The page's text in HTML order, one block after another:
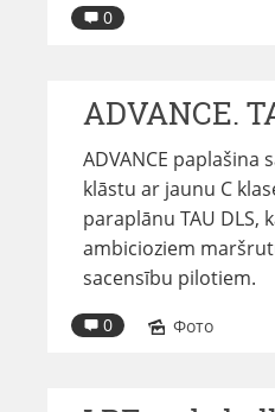
0
ADVANCE.
ADVANCE paplašina
klāstu ar jaunu C
paraplānu TAU DLS,
ambicioziem
sacensību pilotiem.
0 Фото